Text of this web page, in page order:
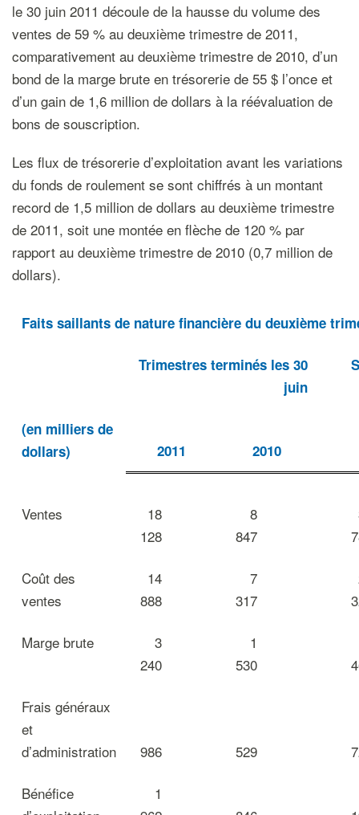
le 30 juin 2011 découle de la hausse du volume des
ventes de 59 % au deuxième trimestre de 2011,
comparativement au deuxième trimestre de 2010, d’un
bond de la marge brute en trésorerie de 55 $ l’once et
d’un gain de 1,6 million de dollars à la réévaluation de
bons de souscription.
Les flux de trésorerie d’exploitation avant les variations
du fonds de roulement se sont chiffrés à un montant
record de 1,5 million de dollars au deuxième trimestre
de 2011, soit une montée en flèche de 120 % par
rapport au deuxième trimestre de 2010 (0,7 million de
dollars).
Faits saillants de nature financière du deuxième
Trimestres terminés les 30
juin
(en milliers de
dollars)
2011 2010
Ventes
18
128
8
847
Coût des
ventes
14
888
7
317
Marge brute
3
240
1
530
Frais généraux
et
d’administration
986 529
Bénéfice
1